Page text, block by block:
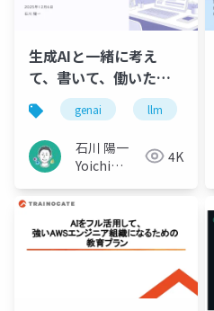
生成AIと一緒に考え
て、書いて、働いた
2025年genai llm
石川 陽一
Yoichi
4K